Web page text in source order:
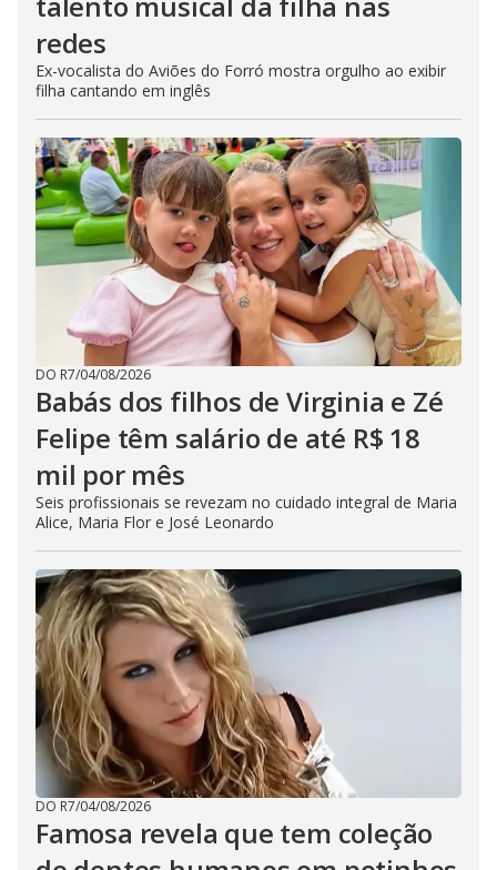
redes
Ex-vocalista do Aviões do Forró mostra orgulho ao exibir
filha cantando em inglês
DO R7/04/08/2026
Babás dos filhos de Virginia e Zé
Felipe têm salário de até R$ 18
mil por mês
Seis profissionais se revezam no cuidado integral de Maria
Alice, Maria Flor e José Leonardo
DO R7/04/08/2026
Famosa revela que tem coleção